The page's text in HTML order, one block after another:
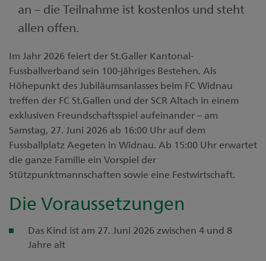
an – die Teilnahme ist kostenlos und steht
allen offen.
Im Jahr 2026 feiert der St.Galler Kantonal-
Fussballverband sein 100-jähriges Bestehen. Als
Höhepunkt des Jubiläumsanlasses beim FC Widnau
treffen der FC St.Gallen und der SCR Altach in einem
exklusiven Freundschaftsspiel aufeinander – am
Samstag, 27. Juni 2026 ab 16:00 Uhr auf dem
Fussballplatz Aegeten in Widnau. Ab 15:00 Uhr erwartet
die ganze Familie ein Vorspiel der
Stützpunktmannschaften sowie eine Festwirtschaft.
Die Voraussetzungen
Das Kind ist am 27. Juni 2026 zwischen 4 und 8
Jahre alt